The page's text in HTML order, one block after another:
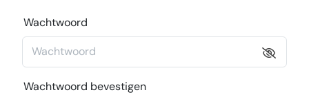
Wachtwoord
Wachtwoord bevestigen